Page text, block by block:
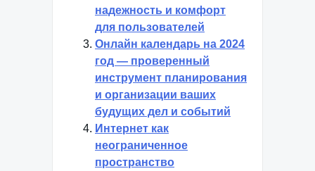
надежность и комфорт
для пользователей
Онлайн календарь на 2024
год — проверенный
инструмент планирования
и организации ваших
будущих дел и событий
Интернет как
неограниченное
пространство